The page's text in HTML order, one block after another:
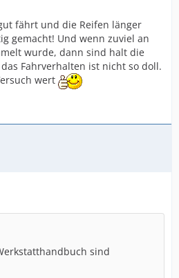
fährt und die Reifen länger
gemacht! Und wenn zuviel an
wurde, dann sind halt die
Fahrverhalten ist nicht so doll.
wert
sind